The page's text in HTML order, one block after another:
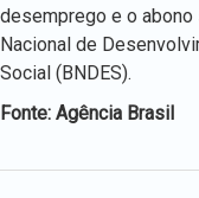
desemprego e o abono
Nacional de
Social (BNDES).
Fonte: Agência Brasil